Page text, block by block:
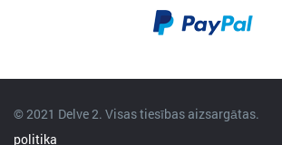
© 2021 Delve 2. Visas tiesības aizsargātas.
politika